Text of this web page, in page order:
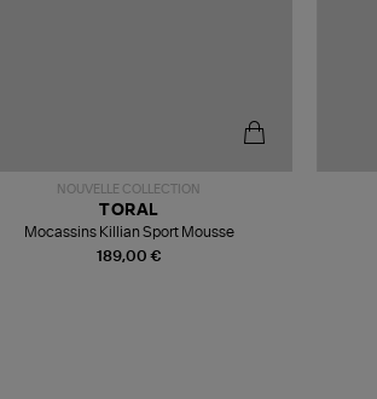
NOUVELLE COLLECTION
189,00 €
TORAL
Mocassins Killian Sport Mousse